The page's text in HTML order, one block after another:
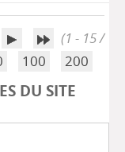
(1 - 15 /
100 200
DU SITE